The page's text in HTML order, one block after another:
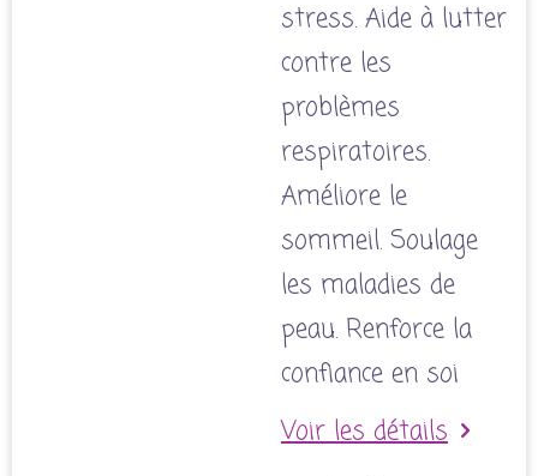
stress. Aide à lutter
contre les
problèmes
respiratoires.
Améliore le
sommeil. Soulage
les maladies de
peau. Renforce la
confiance en soi
Voir les détails